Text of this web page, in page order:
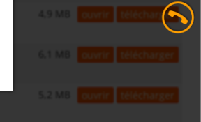
4,9 MB ouvrir télécharger
ouvrir télécharger
5,2 MB ouvrir télécharger